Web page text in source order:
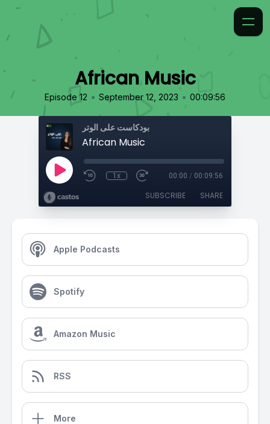
African Music
Episode 12 • September 12, 2023 • 00:09:56
بودكاست على الوتر
African Music
1x 00:00 / 00:09:56
SUBSCRIBE SHARE
Apple Podcasts
Spotify
Amazon Music
RSS
More